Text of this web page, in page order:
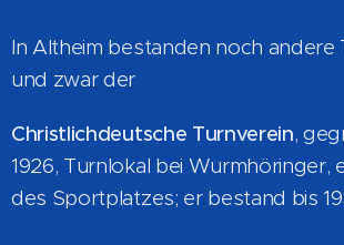
In Altheim bestanden noch andere
und zwar der
Christlichdeutsche Turnverein,
1926, Turnlokal bei Wurmhöringer,
des Sportplatzes; er bestand bis